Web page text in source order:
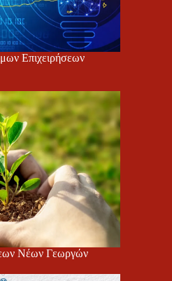
Επιχειρήσεων
Νέων Γεωργών